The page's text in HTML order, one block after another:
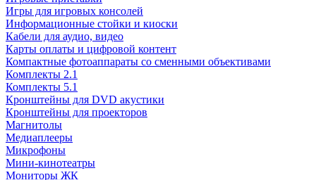
Игры для игровых консолей
Информационные стойки и киоски
Кабели для аудио, видео
Карты оплаты и цифровой контент
Компактные фотоаппараты со сменными объективами
Комплекты 2.1
Комплекты 5.1
Кронштейны для DVD акустики
Кронштейны для проекторов
Магнитолы
Медиаплееры
Микрофоны
Мини-кинотеатры
Мониторы ЖК